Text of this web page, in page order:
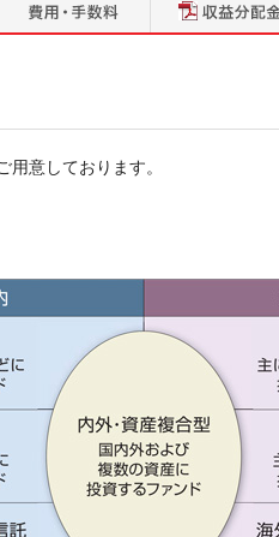
意しております。